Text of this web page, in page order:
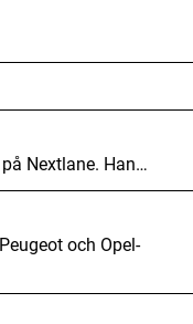
Nextlane. Han…
och Opel-